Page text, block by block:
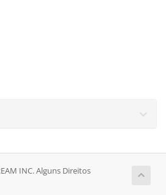
INC. Alguns Direitos